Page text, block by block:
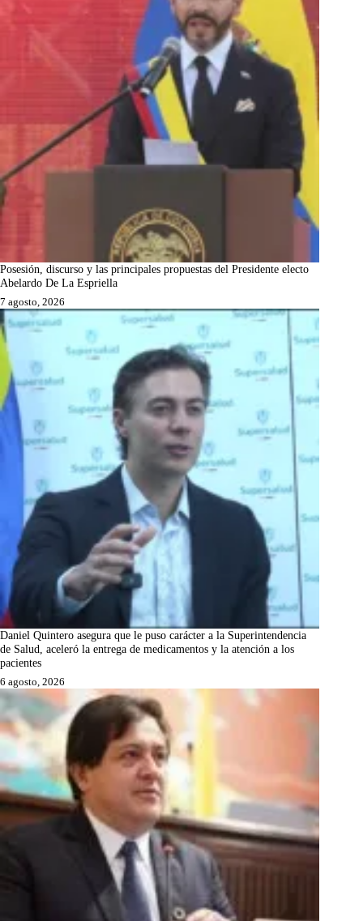
Posesión, discurso y las principales propuestas del Presidente electo
Abelardo De La Espriella
7 agosto, 2026
Daniel Quintero asegura que le puso carácter a la Superintendencia
de Salud, aceleró la entrega de medicamentos y la atención a los
pacientes
6 agosto, 2026